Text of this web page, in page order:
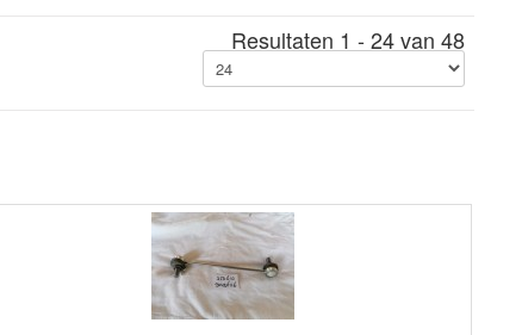
Resultaten 1 - 24 van 48